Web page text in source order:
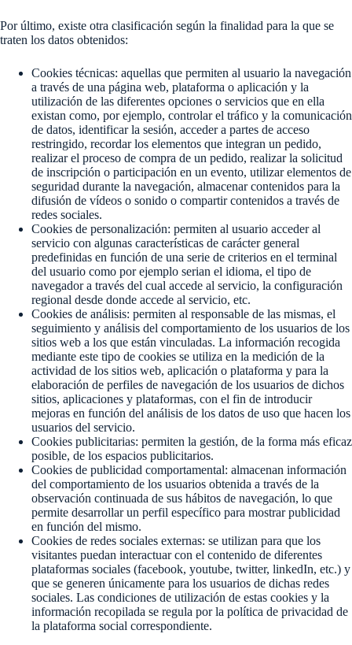
Por último, existe otra clasificación según la finalidad para la que se
traten los datos obtenidos:
Cookies técnicas: aquellas que permiten al usuario la navegación
a través de una página web, plataforma o aplicación y la
utilización de las diferentes opciones o servicios que en ella
existan como, por ejemplo, controlar el tráfico y la comunicación
de datos, identificar la sesión, acceder a partes de acceso
restringido, recordar los elementos que integran un pedido,
realizar el proceso de compra de un pedido, realizar la solicitud
de inscripción o participación en un evento, utilizar elementos de
seguridad durante la navegación, almacenar contenidos para la
difusión de vídeos o sonido o compartir contenidos a través de
redes sociales.
Cookies de personalización: permiten al usuario acceder al
servicio con algunas características de carácter general
predefinidas en función de una serie de criterios en el terminal
del usuario como por ejemplo serian el idioma, el tipo de
navegador a través del cual accede al servicio, la configuración
regional desde donde accede al servicio, etc.
Cookies de análisis: permiten al responsable de las mismas, el
seguimiento y análisis del comportamiento de los usuarios de los
sitios web a los que están vinculadas. La información recogida
mediante este tipo de cookies se utiliza en la medición de la
actividad de los sitios web, aplicación o plataforma y para la
elaboración de perfiles de navegación de los usuarios de dichos
sitios, aplicaciones y plataformas, con el fin de introducir
mejoras en función del análisis de los datos de uso que hacen los
usuarios del servicio.
Cookies publicitarias: permiten la gestión, de la forma más eficaz
posible, de los espacios publicitarios.
Cookies de publicidad comportamental: almacenan información
del comportamiento de los usuarios obtenida a través de la
observación continuada de sus hábitos de navegación, lo que
permite desarrollar un perfil específico para mostrar publicidad
en función del mismo.
Cookies de redes sociales externas: se utilizan para que los
visitantes puedan interactuar con el contenido de diferentes
plataformas sociales (facebook, youtube, twitter, linkedIn, etc.) y
que se generen únicamente para los usuarios de dichas redes
sociales. Las condiciones de utilización de estas cookies y la
información recopilada se regula por la política de privacidad de
la plataforma social correspondiente.